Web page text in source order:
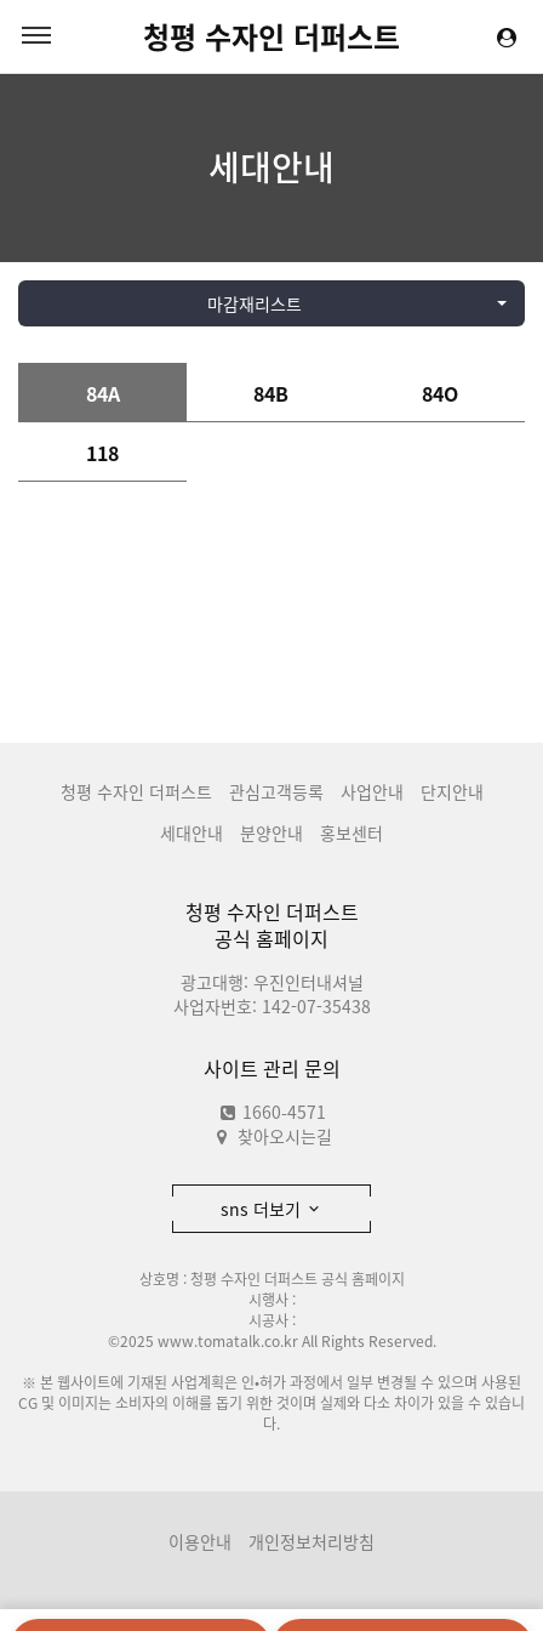
청평 수자인 더퍼스트
세대안내
마감재리스트
84A 84B 84O
118
청평 수자인 더퍼스트 관심고객등록 사업안내
단지안내
세대안내
분양안내 홍보센터
청평 수자인 더퍼스트
공식 홈페이지
광고대행: 우진인터내셔널
사업자번호: 142-07-35438
사이트 관리 문의
1660-4571
찾아오시는길
sns 더보기
상호명 : 청평 수자인 더퍼스트 공식 홈페이지
시행사 :
시공사 :
©2025 www.tomatalk.co.kr All Rights Reserved.
※ 본 웹사이트에 기재된 사업계획은 인•허가 과정에서 일부 변경될 수 있으며 사용된
CG 및 이미지는 소비자의 이해를 돕기 위한 것이며 실제와 다소 차이가 있을 수 있습니
다.
이용안내 개인정보처리방침